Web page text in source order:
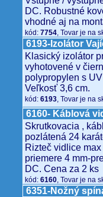
DC. Robustné
vhodné aj na
kód: 7754, Tovar je na
6193-Izolátor
Klasický izolátor
vyhotovené v
polypropylen s
Veľkosť 3,6 cm.
kód: 6193, Tovar je na
6160- Káblová
Skrutkovacia ,
pozlátená 24
Rizteč vidlice
priemere 4 mm-
DC. Cena za 2 ks
kód: 6160, Tovar je na
6351-Nožný